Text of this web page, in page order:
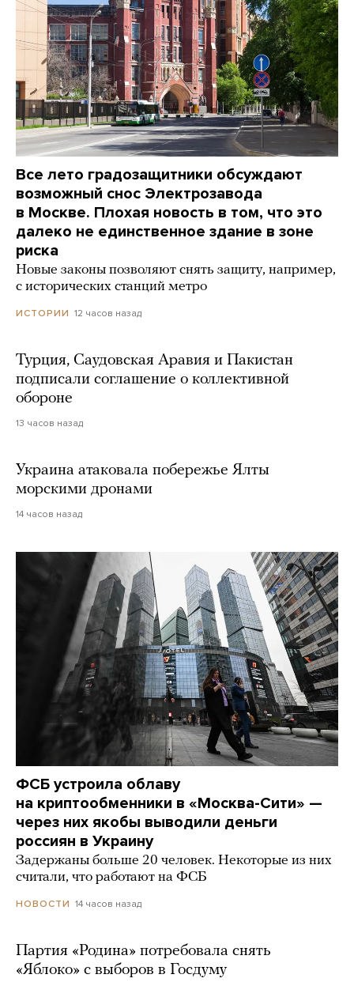
Все лето градозащитники обсуждают
возможный снос Электрозавода
в Москве. Плохая новость в том, что это
далеко не единственное здание в зоне
риска
Новые законы позволяют снять защиту, например,
с исторических станций метро
ИСТОРИИ 12 часов назад
Турция, Саудовская Аравия и Пакистан
подписали соглашение о коллективной
обороне
13 часов назад
Украина атаковала побережье Ялты
морскими дронами
14 часов назад
ФСБ устроила облаву
на криптообменники в «Москва-Сити» —
через них якобы выводили деньги
россиян в Украину
Задержаны больше 20 человек. Некоторые из них
считали, что работают на ФСБ
НОВОСТИ 14 часов назад
Партия «Родина» потребовала снять
«Яблоко» с выборов в Госдуму